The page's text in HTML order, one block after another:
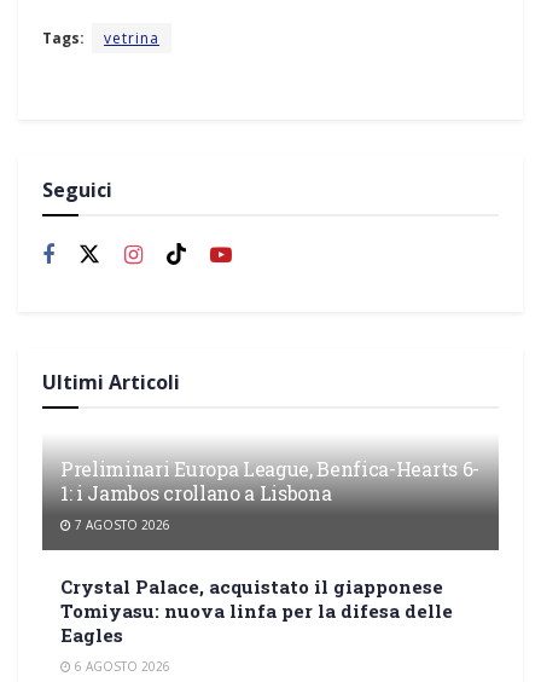
Tags: vetrina
Seguici
Ultimi Articoli
Preliminari Europa League, Benfica-Hearts 6-
1: i Jambos crollano a Lisbona
7 AGOSTO 2026
Crystal Palace, acquistato il giapponese
Tomiyasu: nuova linfa per la difesa delle
Eagles
6 AGOSTO 2026